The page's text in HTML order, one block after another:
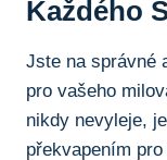
Každého
Jste ⁤na správné
pro⁤ vašeho⁢
nikdy​ nevyleje,
překvapením